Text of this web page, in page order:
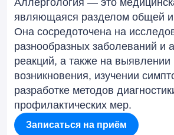
Аллергология — это
являющаяся разделом общей
Она сосредоточена на
разнообразных заболеваний и
реакций, а также на выявлении
возникновения, изучении
разработке методов
профилактических мер.
Записаться на приём